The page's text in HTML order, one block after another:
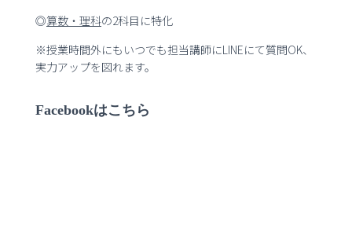
◎算数・理科の2科目に特化
※授業時間外にもいつでも担当講師にLINEにて質問OK、
実力アップを図れます。
Facebookはこちら